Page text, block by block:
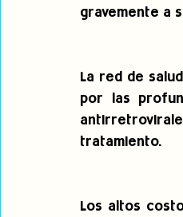
gravemente a
La red de
por las
tratamiento.
Los altos